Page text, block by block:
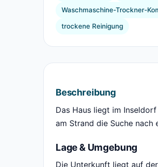
Waschmaschine-Trockner-
trockene Reinigung
Beschreibung
Das Haus liegt im Inseldorf
am Strand die Suche nach
Lage & Umgebung
Die Unterkunft liegt auf